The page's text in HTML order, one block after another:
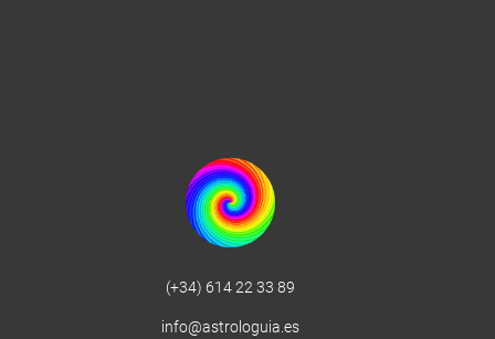
(+34) 614 22 33 89
info@astrologuia.es